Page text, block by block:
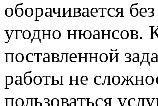
оборачивается
угодно нюансов.
поставленной
работы не
пользоваться